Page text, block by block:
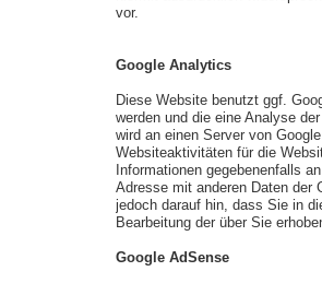
vor.
Google Analytics
Diese Website benutzt ggf.
werden und die eine Analyse
wird an einen Server von
Websiteaktivitäten für die
Informationen gegebenenfalls
Adresse mit anderen Daten der
jedoch darauf hin, dass Sie in
Bearbeitung der über Sie
Google AdSense